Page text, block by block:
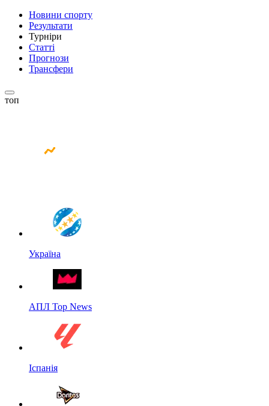
Новини спорту
Результати
Турніри
Статті
Прогнози
Трансфери
топ
Україна
АПЛ Top News
Іспанія